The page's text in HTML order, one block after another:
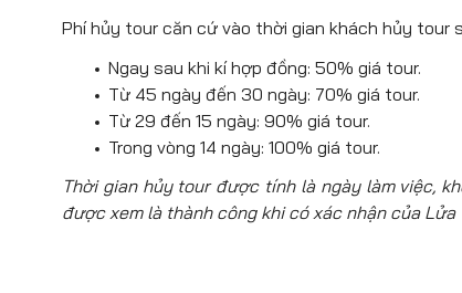
Phí hủy tour căn cứ vào thời gian khách hủy tour
Ngay sau khi kí hợp đồng: 50% giá tour.
Từ 45 ngày đến 30 ngày: 70% giá tour.
Từ 29 đến 15 ngày: 90% giá tour.
Trong vòng 14 ngày: 100% giá tour.
Thời gian hủy tour được tính là ngày làm việc,
được xem là thành công khi có xác nhận của Lửa